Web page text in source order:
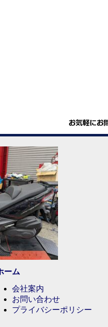
ーム
会社案内
お問い合わせ
プライバシーポリシー